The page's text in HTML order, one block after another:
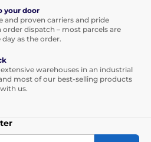
your door
and proven carriers and pride
dispatch – most parcels are
as the order.
warehouses in an industrial
most of our best-selling products
us.